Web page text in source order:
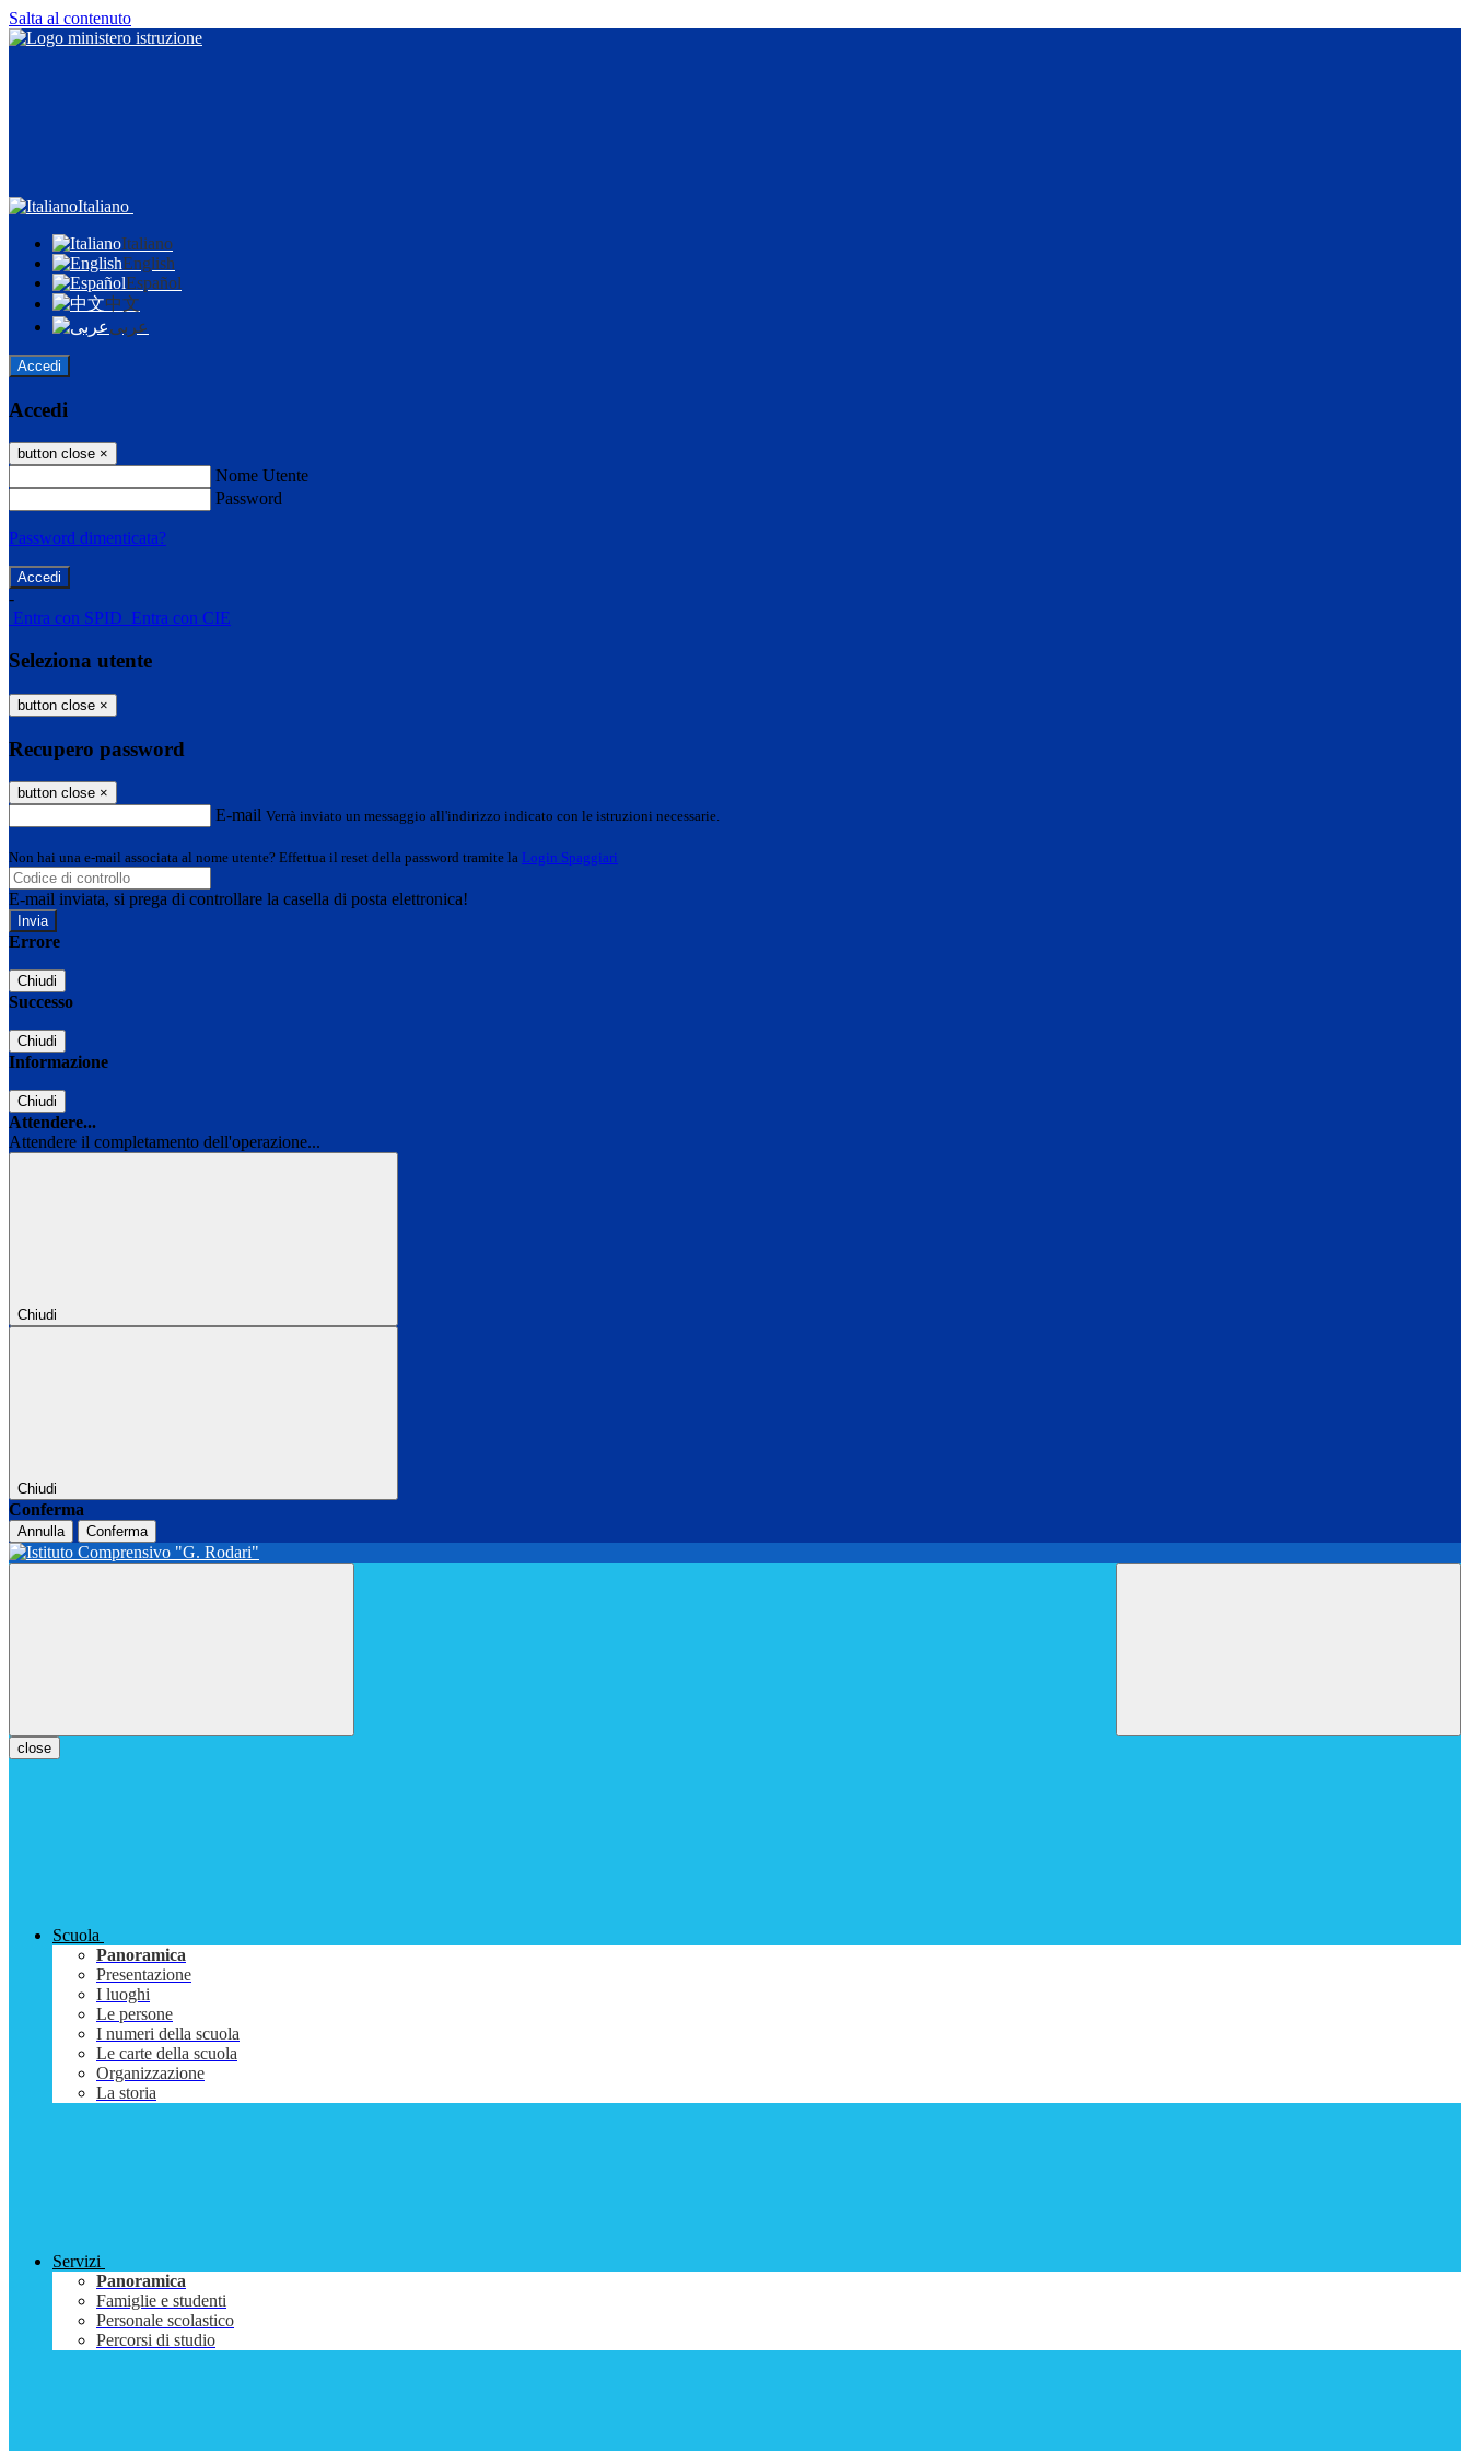
Salta al contenuto
Italiano
Italiano
English
Español
中文
عربى
Accedi
Accedi
button close ×
Nome Utente
Password
Password dimenticata?
-
Entra con SPID Entra con CIE
Seleziona utente
button close ×
Recupero password
button close ×
E-mail Verrà inviato un messaggio all'indirizzo indicato con le istruzioni necessarie.
Non hai una e-mail associata al nome utente? Effettua il reset della password tramite la Login Spaggiari
E-mail inviata, si prega di controllare la casella di posta elettronica!
Errore
Chiudi
Successo
Chiudi
Informazione
Chiudi
Attendere...
Attendere il completamento dell'operazione...
Chiudi
Chiudi
Conferma
Annulla Conferma
close
Scuola
Panoramica
Presentazione
I luoghi
Le persone
I numeri della scuola
Le carte della scuola
Organizzazione
La storia
Servizi
Panoramica
Famiglie e studenti
Personale scolastico
Percorsi di studio